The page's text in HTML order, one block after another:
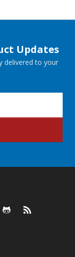
Updates
delivered to your